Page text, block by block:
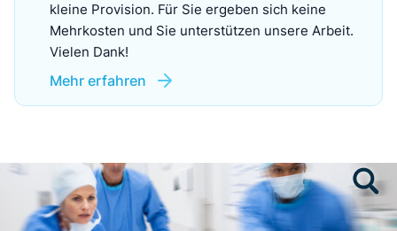
kleine Provision. Für Sie ergeben sich keine
Mehrkosten und Sie unterstützen unsere Arbeit.
Vielen Dank!
Mehr erfahren